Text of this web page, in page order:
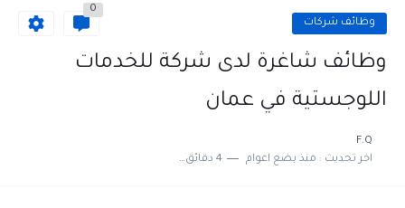
مطلوب عامل نظافة عدد 2 بدوام كامل او جزئي في... وظائف شركات
0
وظائف شاغرة لدى شركة للخدمات
اللوجستية في عمان
F.Q
اخر تحديث : منذ بضع اعوام 4 دقائق للقراءة